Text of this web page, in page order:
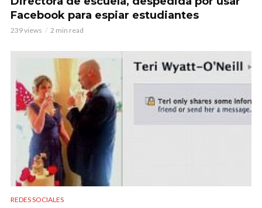
Facebook para espiar estudiantes
239 views 2 min read
REDES SOCIALES